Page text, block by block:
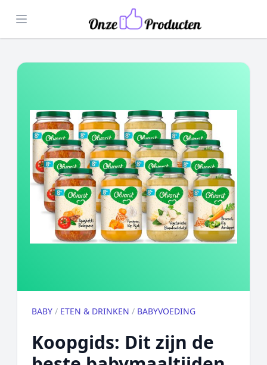
Open menu
BABY / ETEN & DRINKEN / BABYVOEDING
Koopgids: Dit zijn de